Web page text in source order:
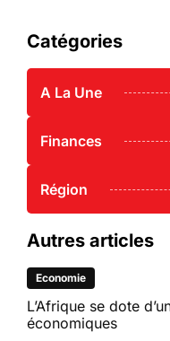
Catégories
A La Une
Finances
Région
Autres articles
Economie
L’Afrique se dote
économiques